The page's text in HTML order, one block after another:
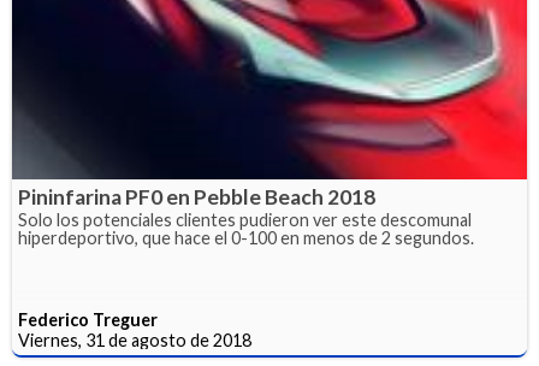
Pininfarina PF0 en Pebble Beach 2018
Solo los potenciales clientes pudieron ver este descomunal
hiperdeportivo, que hace el 0-100 en menos de 2 segundos.
Federico Treguer
Viernes, 31 de agosto de 2018